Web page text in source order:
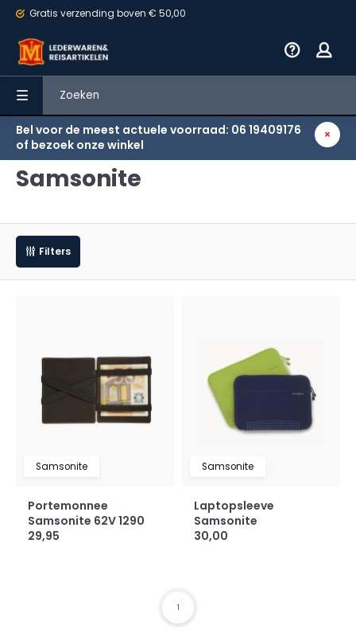
Gratis verzending boven € 50,00
Bel voor de meest actuele voorraad: 06 19409176
of bezoek onze winkel
Terug
Samsonite
Filters
Samsonite
Portemonnee
Samsonite 62V 1290
29,95
Samsonite
Laptopsleeve
Samsonite
30,00
1